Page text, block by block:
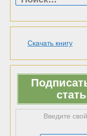
Скачать книгу
Введите